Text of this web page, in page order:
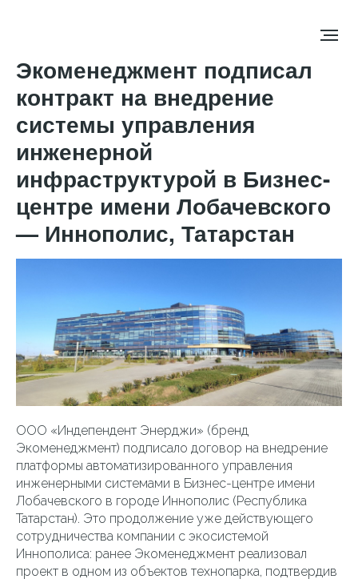
Экоменеджмент подписал
контракт на внедрение
системы управления
инженерной
инфраструктурой в Бизнес-
центре имени Лобачевского
— Иннополис, Татарстан
ООО «Индепендент Энерджи» (бренд
Экоменеджмент) подписало договор на внедрение
платформы автоматизированного управления
инженерными системами в Бизнес-центре имени
Лобачевского в городе Иннополис (Республика
Татарстан). Это продолжение уже действующего
сотрудничества компании с экосистемой
Иннополиса: ранее Экоменеджмент реализовал
проект в одном из объектов технопарка, подтвердив